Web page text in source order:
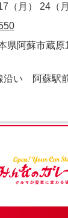
（月） 24（
県阿蘇市蔵原
沿い 阿蘇駅